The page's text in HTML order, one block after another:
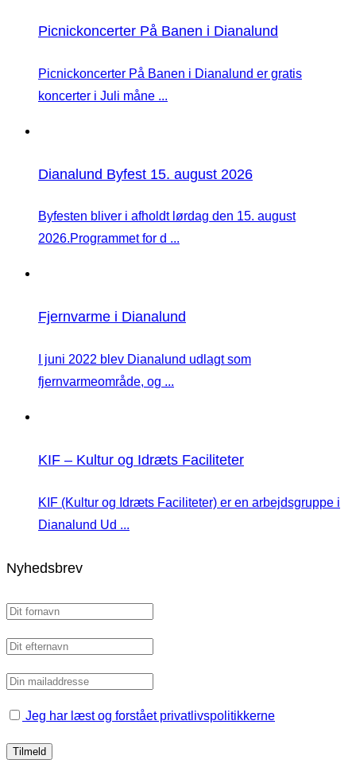
Picnickoncerter På Banen i Dianalund
Picnickoncerter På Banen i Dianalund er gratis
koncerter i Juli måne ...
Dianalund Byfest 15. august 2026
Byfesten bliver i afholdt lørdag den 15. august
2026.Programmet for d ...
Fjernvarme i Dianalund
I juni 2022 blev Dianalund udlagt som
fjernvarmeområde, og ...
KIF – Kultur og Idræts Faciliteter
KIF (Kultur og Idræts Faciliteter) er en arbejdsgruppe i
Dianalund Ud ...
Nyhedsbrev
Jeg har læst og forstået privatlivspolitikkerne